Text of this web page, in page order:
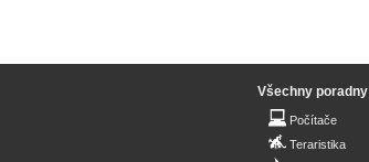
Všechny poradny
Počítače
Teraristika